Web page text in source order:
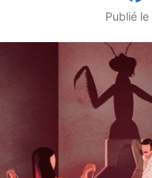
Publié le